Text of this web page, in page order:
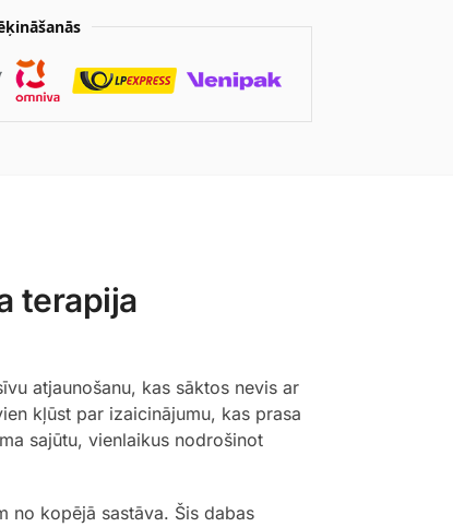
terapija
atjaunošanu, kas sāktos nevis ar
kļūst par izaicinājumu, kas prasa
sajūtu, vienlaikus nodrošinot
no kopējā sastāva. Šis dabas